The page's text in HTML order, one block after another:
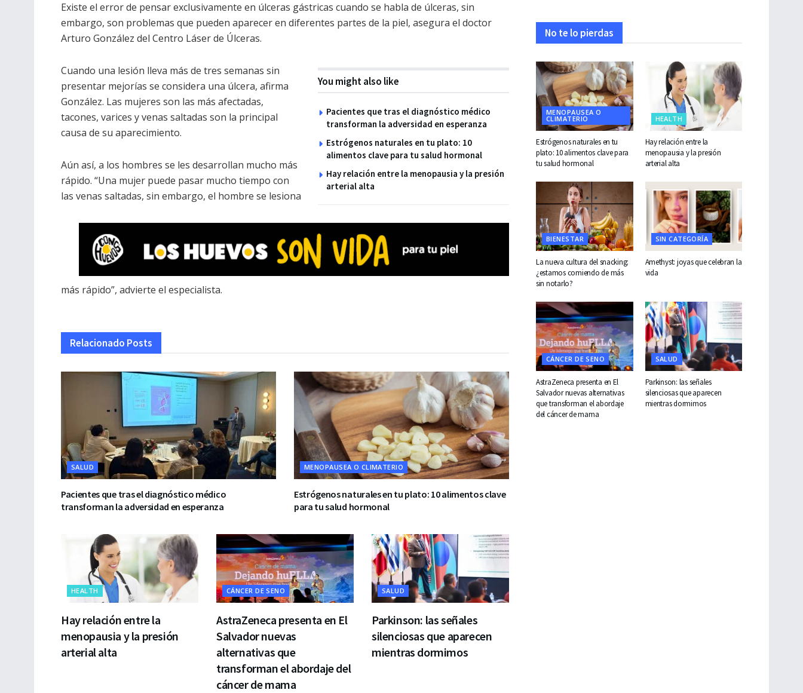
Existe el error de pensar exclusivamente en úlceras gástricas cuando se habla de úlceras, sin
embargo, son problemas que pueden aparecer en diferentes partes de la piel, asegura el doctor
Arturo González del Centro Láser de Úlceras.
You might also like
Pacientes que tras el diagnóstico médico
transforman la adversidad en esperanza
Estrógenos naturales en tu plato: 10
alimentos clave para tu salud hormonal
Hay relación entre la menopausia y la presión
arterial alta
Cuando una lesión lleva más de tres semanas sin
presentar mejorías se considera una úlcera, afirma
González. Las mujeres son las más afectadas,
tacones, varices y venas saltadas son la principal
causa de su aparecimiento.
Aún así, a los hombres se les desarrollan mucho más
rápido. “Una mujer puede pasar mucho tiempo con
las venas saltadas, sin embargo, el hombre se lesiona
más rápido”, advierte el especialista.
Relacionado Posts
SALUD
Pacientes que tras el diagnóstico médico
transforman la adversidad en esperanza
MENOPAUSEA O CLIMATERIO
Estrógenos naturales en tu plato: 10 alimentos clave
para tu salud hormonal
HEALTH
Hay relación entre la
menopausia y la presión
arterial alta
CÁNCER DE SENO
AstraZeneca presenta en El
Salvador nuevas
alternativas que
transforman el abordaje del
cáncer de mama
SALUD
Parkinson: las señales
silenciosas que aparecen
mientras dormimos
No te lo pierdas
MENOPAUSEA O
CLIMATERIO
Estrógenos naturales en tu
plato: 10 alimentos clave para
tu salud hormonal
HEALTH
Hay relación entre la
menopausia y la presión
arterial alta
BIENESTAR
La nueva cultura del snacking:
¿estamos comiendo de más
sin notarlo?
SIN CATEGORÍA
Amethyst: joyas que celebran la
vida
CÁNCER DE SENO
AstraZeneca presenta en El
Salvador nuevas alternativas
que transforman el abordaje
del cáncer de mama
SALUD
Parkinson: las señales
silenciosas que aparecen
mientras dormimos